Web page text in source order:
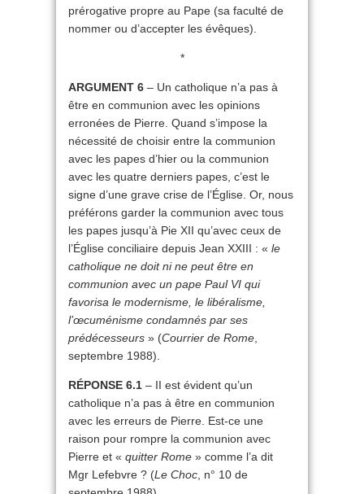
prérogative propre au Pape (sa faculté de
nommer ou d’accepter les évêques).
*
ARGUMENT 6 – Un catholique n’a pas à
être en communion avec les opinions
erronées de Pierre. Quand s’impose la
nécessité de choisir entre la communion
avec les papes d’hier ou la communion
avec les quatre derniers papes, c’est le
signe d’une grave crise de l’Église. Or, nous
préférons garder la communion avec tous
les papes jusqu’à Pie XII qu’avec ceux de
l’Église conciliaire depuis Jean XXIII : « le
catholique ne doit ni ne peut être en
communion avec un pape Paul VI qui
favorisa le modernisme, le libéralisme,
l’œcuménisme condamnés par ses
prédécesseurs » (Courrier de Rome
septembre 1988).
RÉPONSE 6.1 – II est évident qu’un
catholique n’a pas à être en communion
avec les erreurs de Pierre. Est-ce une
raison pour rompre la communion avec
Pierre et « quitter Rome » comme l’a dit
Mgr Lefebvre ? (Le Choc , n° 10 de